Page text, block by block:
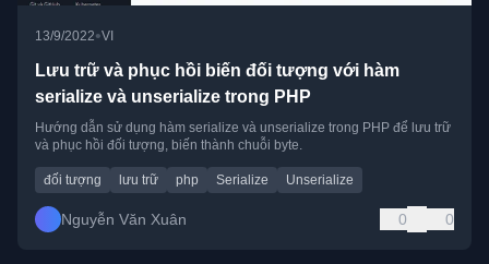
13/9/2022•VI
Lưu trữ và phục hồi biến đối tượng với hàm
serialize và unserialize trong PHP
Hướng dẫn sử dụng hàm serialize và unserialize trong PHP để lưu trữ
và phục hồi đối tượng, biến thành chuỗi byte.
đối tượng lưu trữ php Serialize Unserialize
Nguyễn Văn Xuân 0 0